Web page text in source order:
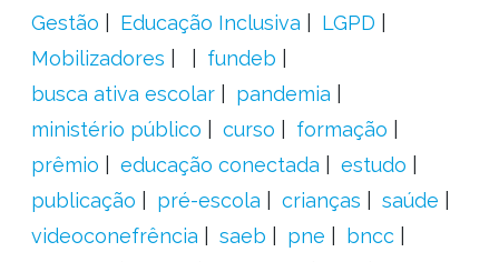
Gestão
Educação Inclusiva
LGPD
Mobilizadores
fundeb
busca ativa escolar
pandemia
ministério público
curso
formação
prêmio
educação conectada
estudo
publicação
pré-escola crianças
saúde
videoconefrência
saeb pne
bncc